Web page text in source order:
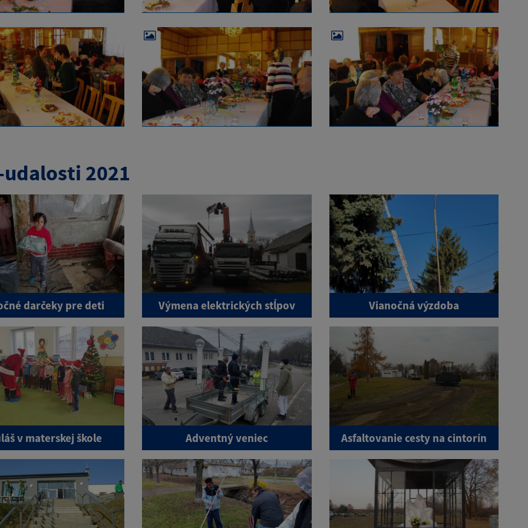
2021
darčeky pre deti Výmena elektrických stĺpov Vianočná výzdoba
v materskej škole Adventný veniec Asfaltovanie cesty na cintorín